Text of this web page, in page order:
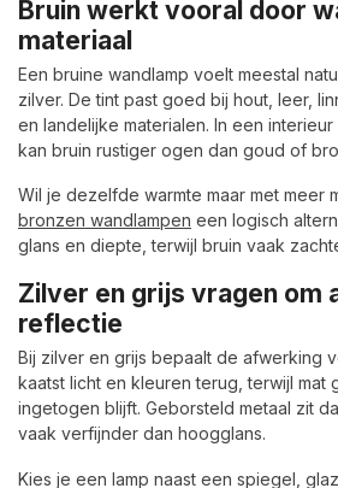
Bruin werkt vooral door
materiaal
Een bruine wandlamp voelt meestal
zilver. De tint past goed bij hout, leer,
en landelijke materialen. In een
kan bruin rustiger ogen dan goud of
Wil je dezelfde warmte maar met meer
bronzen wandlampen een logisch
glans en diepte, terwijl bruin vaak
Zilver en grijs vragen om
reflectie
Bij zilver en grijs bepaalt de afwerking
kaatst licht en kleuren terug, terwijl mat
ingetogen blijft. Geborsteld metaal zit
vaak verfijnder dan hoogglans.
Kies je een lamp naast een spiegel,